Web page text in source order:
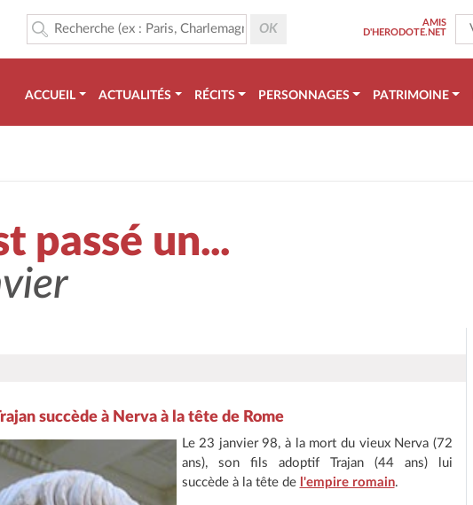
AMIS
D'HERODOTE.NET
ACCUEIL ACTUALITÉS RÉCITS PERSONNAGES PATRIMOINE
passé un...
succède à Nerva à la tête de Rome
Le 23 janvier 98, à la mort du vieux Nerva (72
ans), son fils adoptif Trajan (44 ans) lui
succède à la tête de l'empire romain.